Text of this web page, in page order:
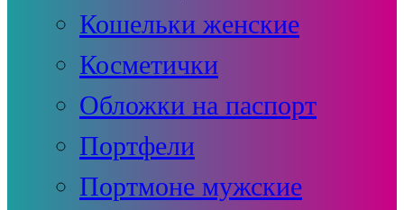
Кошельки женские
Косметички
Обложки на паспорт
Портфели
Портмоне мужские